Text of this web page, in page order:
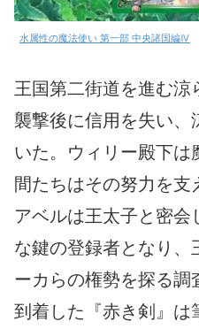
水属性の魔法使い 第一部 中央諸国編Ⅳ
王国第二街道を進む涼
襲撃後に信用を失い、
いた。ウィリー殿下は
間たちはその努力を支
アベルは王太子と密会
な鍵の登録者となり、
ーカらの権勢を探る調
到着した『赤き剣』は